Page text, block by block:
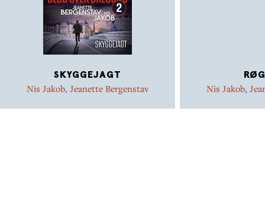
SKYGGEJAGT
Nis Jakob, Jeanette Bergenstav Nis Jakob,